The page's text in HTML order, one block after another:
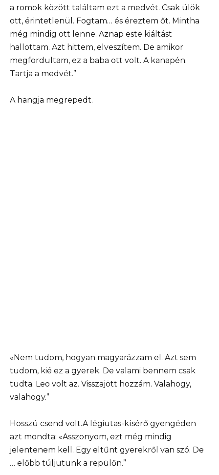
a romok között találtam ezt a medvét. Csak ülök
ott, érintetlenül. Fogtam… és éreztem őt. Mintha
még mindig ott lenne. Aznap este kiáltást
hallottam. Azt hittem, elveszítem. De amikor
megfordultam, ez a baba ott volt. A kanapén.
Tartja a medvét.”
A hangja megrepedt.
«Nem tudom, hogyan magyarázzam el. Azt sem
tudom, kié ez a gyerek. De valami bennem csak
tudta. Leo volt az. Visszajött hozzám. Valahogy,
valahogy.”
Hosszú csend volt.A légiutas-kísérő gyengéden
azt mondta: «Asszonyom, ezt még mindig
jelentenem kell. Egy eltűnt gyerekről van szó. De
… előbb túljutunk a repülőn.”